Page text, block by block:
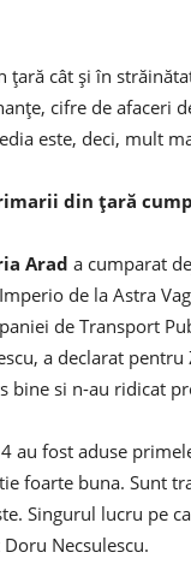
țară cât și în
cifre de afaceri
este, deci, mult
din țară
Arad a cumparat
de la Astra
de Transport
a declarat
bine si n-au ridicat
au fost aduse
foarte buna. Sunt
Singurul lucru pe
Necsulescu.